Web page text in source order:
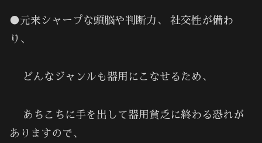
●元来シャープな頭脳や判断力、 社交性が備わ
り、
どんなジャンルも器用にこなせるため、
あちこちに手を出して器用貧乏に終わる恐れが
ありますので、